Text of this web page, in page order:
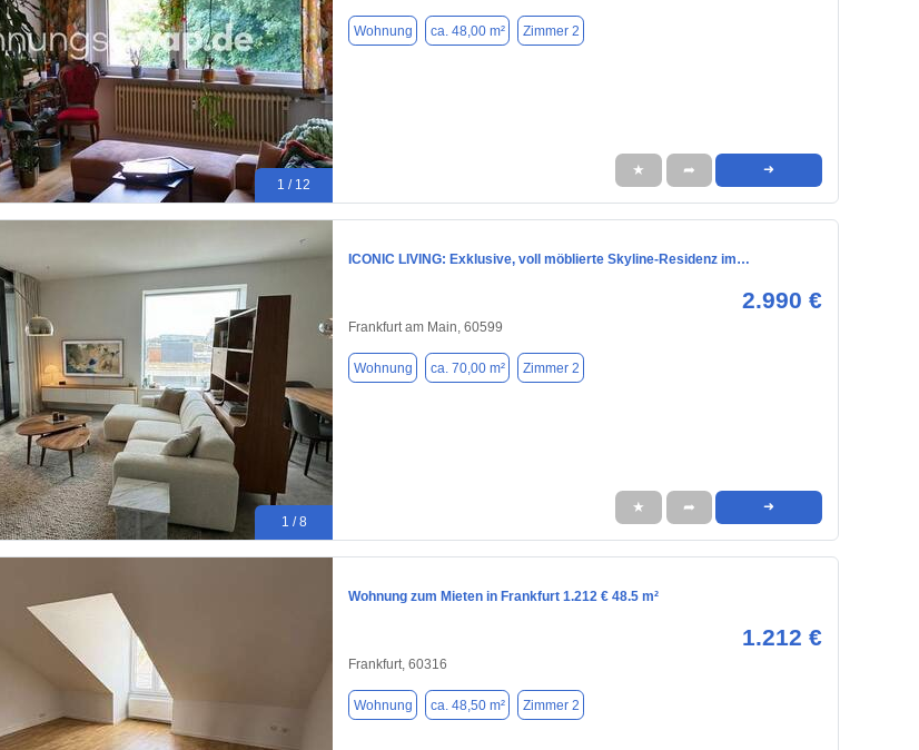
1 / 12
Wohnung ca. 48,00 m² Zimmer 2
★ ➦ ➜
1 / 8
ICONIC LIVING: Exklusive, voll möblierte Skyline-Residenz im…
2.990 €
Frankfurt am Main, 60599
Wohnung ca. 70,00 m² Zimmer 2
★ ➦ ➜
Wohnung zum Mieten in Frankfurt 1.212 € 48.5 m²
1.212 €
Frankfurt, 60316
Wohnung ca. 48,50 m² Zimmer 2